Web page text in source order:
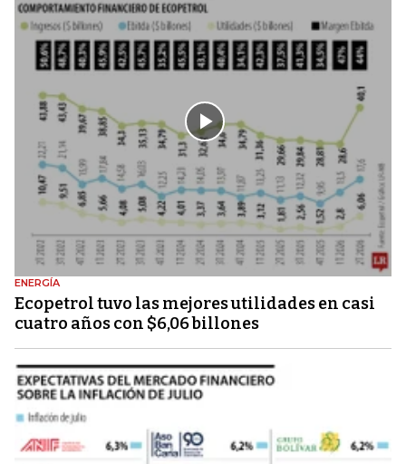
ENERGÍA
Ecopetrol tuvo las mejores utilidades en casi
cuatro años con $6,06 billones